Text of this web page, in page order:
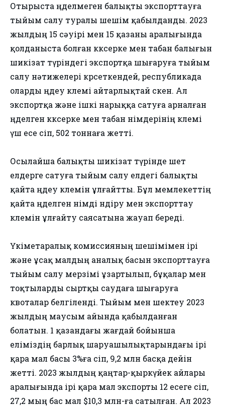
Отырыста өңделмеген балықты экспорттауға
тыйым салу туралы шешім қабылданды. 2023
жылдың 15 сәуірі мен 15 қазаны аралығында
қолданыста болған көксерке мен табан балығын
шикізат түріндегі экспортқа шығаруға тыйым
салу нәтижелері көрсеткендей, республикада
оларды өңдеу көлемі айтарлықтай өскен. Ал
экспортқа және ішкі нарыққа сатуға арналған
өңделген көксерке мен табан өнімдерінің көлемі
үш есе өсіп, 502 тоннаға жетті.
Осылайша балықты шикізат түрінде шет
елдерге сатуға тыйым салу елдегі балықты
қайта өңдеу көлемін ұлғайтты. Бұл мемлекеттің
қайта өңделген өнімді өндіру мен экспорттау
көлемін ұлғайту саясатына жауап береді.
Үкіметаралық комиссияның шешімімен ірі
және ұсақ малдың аналық басын экспорттауға
тыйым салу мерзімі ұзартылып, бұқалар мен
тоқтыларды сыртқы саудаға шығаруға
квоталар белгіленді. Тыйым мен шектеу 2023
жылдың маусым айында қабылданған
болатын. 1 қазандағы жағдай бойынша
еліміздің барлық шаруашылықтарындағы ірі
қара мал басы 3%ға өсіп, 9,2 млн басқа дейін
жетті. 2023 жылдың қаңтар-қыркүйек айлары
аралығында ірі қара мал экспорты 12 есеге өсіп,
27,2 мың бас мал $10,3 млн-ға сатылған. Ал 2023